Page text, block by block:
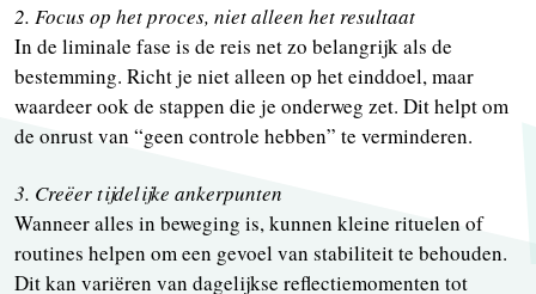
2. Focus op het proces, niet alleen het resultaat
In de liminale fase is de reis net zo belangrijk als de
bestemming. Richt je niet alleen op het einddoel, maar
waardeer ook de stappen die je onderweg zet. Dit helpt om
de onrust van “geen controle hebben” te verminderen.
3. Creëer tijdelijke ankerpunten
Wanneer alles in beweging is, kunnen kleine rituelen of
routines helpen om een gevoel van stabiliteit te behouden.
Dit kan variëren van dagelijkse reflectiemomenten tot